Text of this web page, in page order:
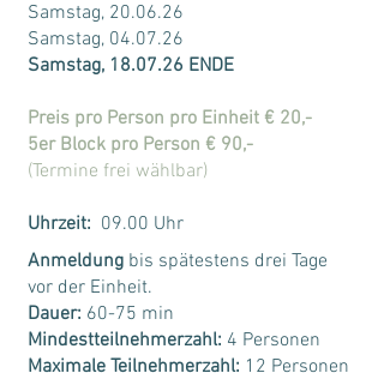
Samstag, 20.06.26
Samstag, 04.07.26
Samstag, 18.07.26 ENDE
Preis pro Person pro Einheit € 20,-
5er Block pro Person € 90,-
(Termine frei wählbar)
Uhrzeit: 09.00 Uhr
Anmeldung bis spätestens drei Tage
vor der Einheit.
Dauer: 60-75 min
Mindestteilnehmerzahl: 4 Personen
Maximale Teilnehmerzahl: 12 Personen